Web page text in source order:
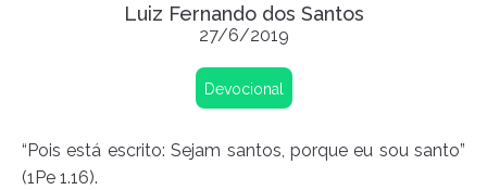
Luiz Fernando dos Santos
27/6/2019
Devocional
“Pois está escrito: Sejam santos, porque eu sou santo”
(1Pe 1.16).